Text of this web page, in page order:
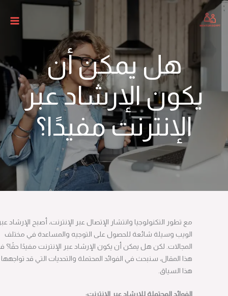
هل يمكن أن
الإرشاد عبر
الإنترنت مفيدًا؟
مع تطور التكنولوجيا وانتشار الإتصال عبر الإنترنت، أصبح الإرشاد عبر
الويب وسيلة شائعة للحصول على التوجيه والمساعدة في مختلف
المجالات. لكن هل يمكن أن يكون الإرشاد عبر الإنترنت مفيدًا حقًا؟ في
هذا المقال، سنبحث في الفوائد المحتملة والتحديات التي قد تواجهها في
هذا السياق.
المحتملة للإرشاد عبر الإنترنت